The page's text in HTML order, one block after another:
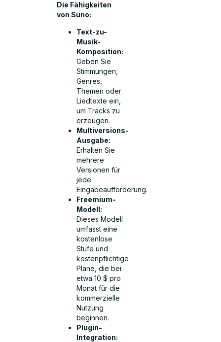
Die Fähigkeiten
von Suno:
Text-zu-
Musik-
Komposition:
Geben Sie
Stimmungen,
Genres,
Themen oder
Liedtexte ein,
um Tracks zu
erzeugen.
Multiversions-
Ausgabe:
Erhalten Sie
mehrere
Versionen für
jede
Eingabeaufforderung.
Freemium-
Modell:
Dieses Modell
umfasst eine
kostenlose
Stufe und
kostenpflichtige
Pläne, die bei
etwa 10 $ pro
Monat für die
kommerzielle
Nutzung
beginnen.
Plugin-
Integration: